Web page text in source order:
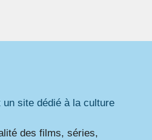
un site dédié à la culture
des films, séries,